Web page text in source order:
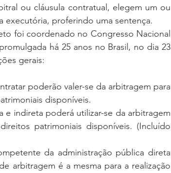
ou cláusula contratual, elegem um ou
executória, proferindo uma sentença.
há 25 anos no Brasil, no dia 23
gerais:
poderão valer-se da arbitragem para
disponíveis.
e indireta poderá utilizar-se da arbitragem
patrimoniais disponíveis. (Incluído
da administração pública direta
arbitragem é a mesma para a realização